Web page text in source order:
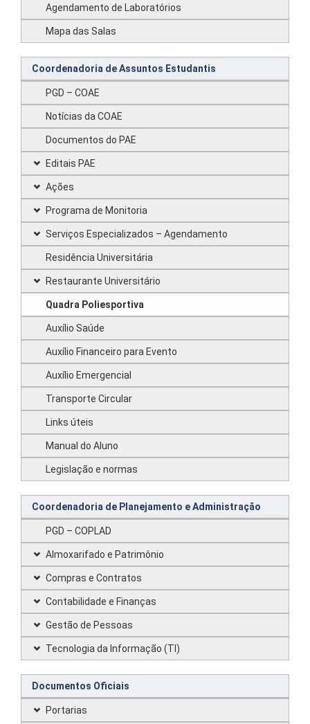
Agendamento de Laboratórios
Mapa das Salas
Coordenadoria de Assuntos Estudantis
PGD – COAE
Notícias da COAE
Documentos do PAE
Editais PAE
Ações
Programa de Monitoria
Serviços Especializados – Agendamento
Residência Universitária
Restaurante Universitário
Quadra Poliesportiva
Auxílio Saúde
Auxílio Financeiro para Evento
Auxílio Emergencial
Transporte Circular
Links úteis
Manual do Aluno
Legislação e normas
Coordenadoria de Planejamento e Administração
PGD – COPLAD
Almoxarifado e Patrimônio
Compras e Contratos
Contabilidade e Finanças
Gestão de Pessoas
Tecnologia da Informação (TI)
Documentos Oficiais
Portarias